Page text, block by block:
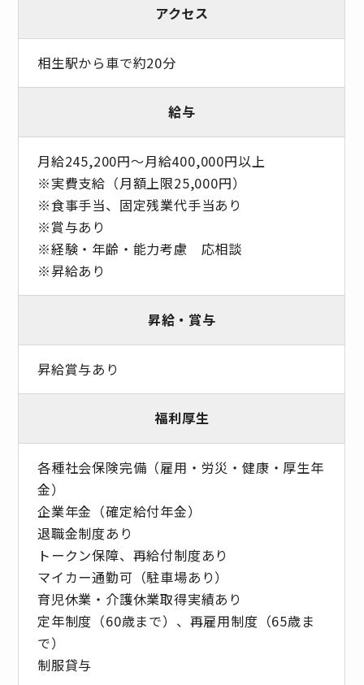
アクセス
相生駅から車で約20分
給与
月給245,200円〜月給400,000円以上
※実費支給（月額上限25,000円）
※食事手当、固定残業代手当あり
※賞与あり
※経験・年齢・能力考慮 応相談
※昇給あり
昇給・賞与
昇給賞与あり
福利厚生
各種社会保険完備（雇用・労災・健康・厚生年
金）
企業年金（確定給付年金）
退職金制度あり
トークン保障、再給付制度あり
マイカー通勤可（駐車場あり）
育児休業・介護休業取得実績あり
定年制度（60歳まで）、再雇用制度（65歳ま
で）
制服貸与